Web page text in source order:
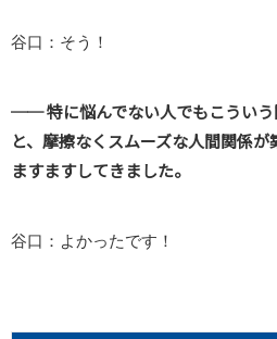
谷口：そう！
── 特に悩んでない人でもこういう
と、摩擦なくスムーズな人間関係
ますますしてきました。
谷口：よかったです！